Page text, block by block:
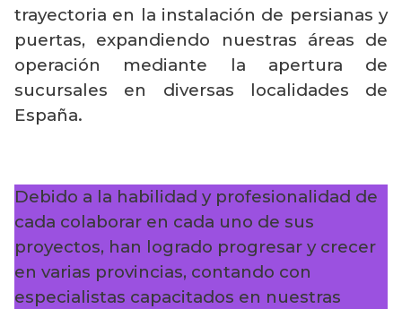
trayectoria en la instalación de persianas y
puertas, expandiendo nuestras áreas de
operación mediante la apertura de
sucursales en diversas localidades de
España.
Debido a la habilidad y profesionalidad de
cada colaborar en cada uno de sus
proyectos, han logrado progresar y crecer
en varias provincias, contando con
especialistas capacitados en nuestras